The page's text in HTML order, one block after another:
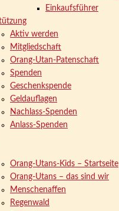
Einkaufsführer
Aktiv werden
Mitgliedschaft
Orang-Utan-Patenschaft
Spenden
Geschenkspende
Geldauflagen
Nachlass-Spenden
Anlass-Spenden
Orang-Utans-Kids – Startseite
Orang-Utans – das sind wir
Menschenaffen
Regenwald